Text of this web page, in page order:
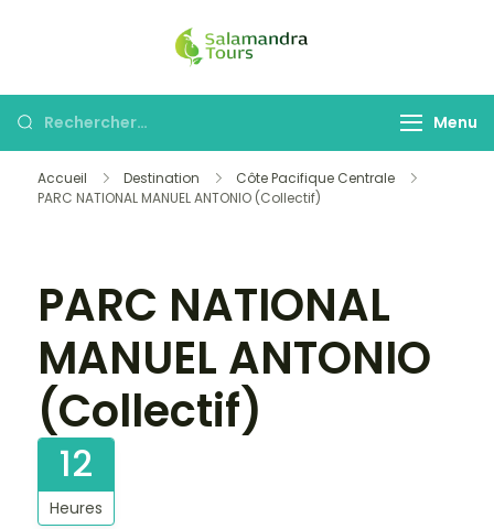
Tours
découvrir le Costa
Rechercher : Menu
Accueil Destination
Côte Pacifique Centrale
PARC NATIONAL MANUEL ANTONIO (Collectif)
Galerie
PARC NATIONAL
MANUEL ANTONIO
(Collectif)
12
Heures